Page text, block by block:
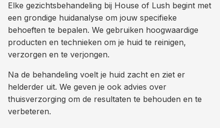
Elke gezichtsbehandeling bij House of Lush begint met
een grondige huidanalyse om jouw specifieke
behoeften te bepalen. We gebruiken hoogwaardige
producten en technieken om je huid te reinigen,
verzorgen en te verjongen.
Na de behandeling voelt je huid zacht en ziet er
helderder uit. We geven je ook advies over
thuisverzorging om de resultaten te behouden en te
verbeteren.